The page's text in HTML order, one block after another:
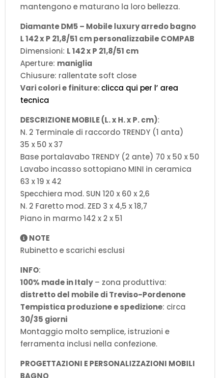
mantengono e maturano la loro bellezza.
Diamante DM5 – Mobile luxury arredo bagno
L 142 x P 21,8/51 cm personalizzabile COMPAB
Dimensioni: L 142 x P 21,8/51 cm
Aperture: maniglia
Chiusure: rallentate soft close
Vari colori e finiture:clicca qui per l’ area
tecnica
DESCRIZIONE MOBILE (L. x H. x P. cm):
N. 2 Terminale di raccordo TRENDY (1 anta)
35 x 50 x 37
Base portalavabo TRENDY (2 ante) 70 x 50 x 50
Lavabo incasso sottopiano MINI in ceramica
63 x 19 x 42
Specchiera mod. SUN 120 x 60 x 2,6
N. 2 Faretto mod. ZED 3 x 4,5 x 18,7
Piano in marmo 142 x 2 x 51
NOTE
Rubinetto e scarichi esclusi
INFO:
100% made in Italy– zona produttiva:
distretto del mobile di Treviso-Pordenone
Tempistica produzione e spedizione: circa
30/35 giorni
Montaggio molto semplice, istruzioni e
ferramenta inclusi nella confezione.
PROGETTAZIONI E PERSONALIZZAZIONI MOBILI
BAGNO